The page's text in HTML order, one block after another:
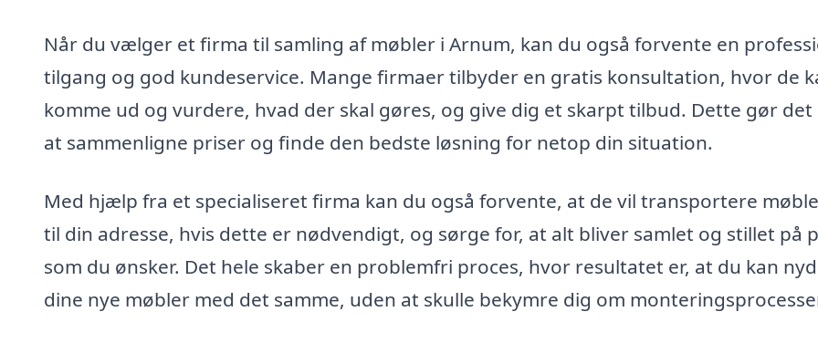
Når du vælger et firma til samling af møbler i Arnum, kan du også forvente en
tilgang og god kundeservice. Mange firmaer tilbyder en gratis konsultation, hvor de
komme ud og vurdere, hvad der skal gøres, og give dig et skarpt tilbud. Dette gør det
at sammenligne priser og finde den bedste løsning for netop din situation.
Med hjælp fra et specialiseret firma kan du også forvente, at de vil transportere
til din adresse, hvis dette er nødvendigt, og sørge for, at alt bliver samlet og stillet på
som du ønsker. Det hele skaber en problemfri proces, hvor resultatet er, at du kan
dine nye møbler med det samme, uden at skulle bekymre dig om